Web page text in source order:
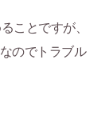
ことですが、
のでトラブル